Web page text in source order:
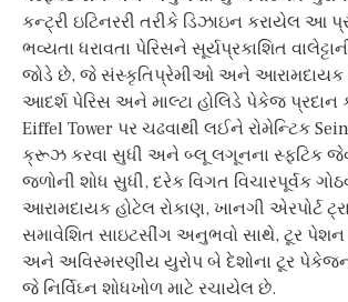
કન્ટ્રી ઇટિનરરી તરીકે ડિઝાઇન કરાયેલ આ
ભવ્યતા ધરાવતા પેરિસને સૂર્યપ્રકાશિત
જોડે છે, જે સંસ્કૃતિપ્રેમીઓ અને આરામદાયક
આદર્શ પેરિસ અને માલ્ટા હોલિડે પેકેજ પ્રદાન
Eiffel Tower પર ચઢવાથી લઈને રોમેન્ટિક
ક્રૂઝ કરવા સુધી અને બ્લૂ લગૂનના સ્ફટિક
જળોની શોધ સુધી, દરેક વિગત વિચારપૂર્વક
આરામદાયક હોટેલ રોકાણ, ખાનગી એરપોર્ટ
સમાવેશિત સાઇટસીંગ અનુભવો સાથે, ટૂર
અને અવિસ્મરણીય યુરોપ બે દેશોના ટૂર
જે નિર્વિઘ્ન શોધખોળ માટે રચાયેલ છે.